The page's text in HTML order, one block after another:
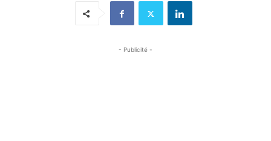
- Publicité -